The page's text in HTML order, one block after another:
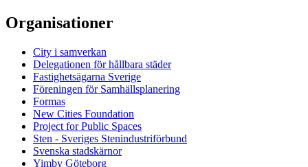
Organisationer
City i samverkan
Delegationen för hållbara städer
Fastighetsägarna Sverige
Föreningen för Samhällsplanering
Formas
New Cities Foundation
Project for Public Spaces
Sten - Sveriges Stenindustriförbund
Svenska stadskärnor
Yimby Göteborg